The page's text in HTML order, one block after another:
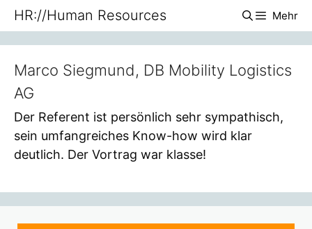
Zum
springen
HR://Human Resources Mehr
Marco Siegmund, DB Mobility Logistics
AG
Der Referent ist persönlich sehr sympathisch,
sein umfangreiches Know-how wird klar
deutlich. Der Vortrag war klasse!